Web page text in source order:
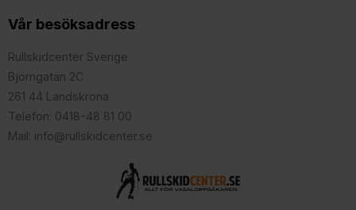
Vår besöksadress
Rullskidcenter Sverige
Björngatan 2C
261 44 Landskrona
Telefon: 0418-48 81 00
Mail: info@rullskidcenter.se